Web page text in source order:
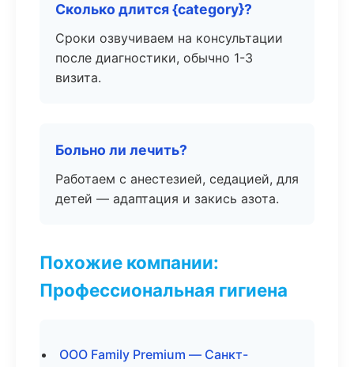
Сколько длится {category}?
Сроки озвучиваем на консультации
после диагностики, обычно 1-3
визита.
Больно ли лечить?
Работаем с анестезией, седацией, для
детей — адаптация и закись азота.
Похожие компании:
Профессиональная гигиена
ООО Family Premium — Санкт-